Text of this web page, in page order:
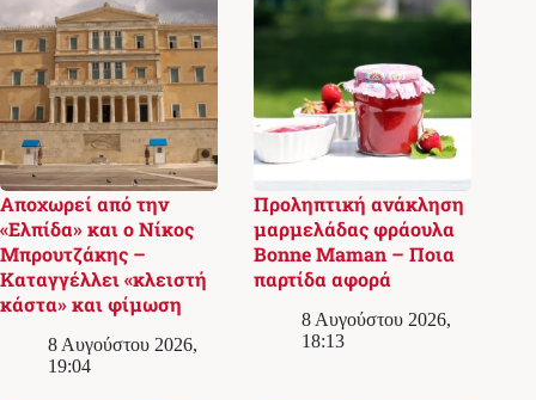
Αποχωρεί από την
«Ελπίδα» και ο Νίκος
Μπρουτζάκης –
Καταγγέλλει «κλειστή
κάστα» και φίμωση
8 Αυγούστου 2026,
19:04
Προληπτική ανάκληση
μαρμελάδας φράουλα
Bonne Maman – Ποια
παρτίδα αφορά
8 Αυγούστου 2026,
18:13